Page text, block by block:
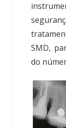
SMD,
do